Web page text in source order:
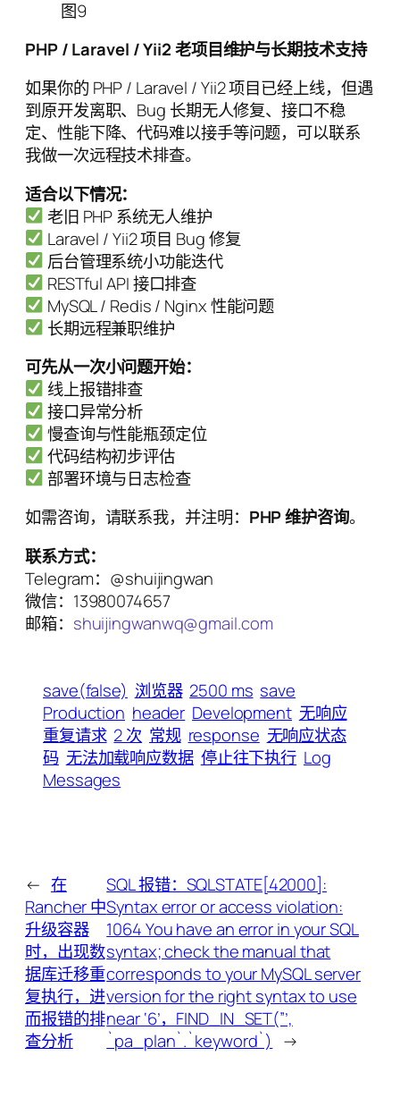
图9
PHP / Laravel / Yii2 老项目维护与长期技术支持
如果你的 PHP / Laravel / Yii2 项目已经上线，但遇
到原开发离职、Bug 长期无人修复、接口不稳
定、性能下降、代码难以接手等问题，可以联系
我做一次远程技术排查。
适合以下情况：
老旧 PHP 系统无人维护
Laravel / Yii2 项目 Bug 修复
后台管理系统小功能迭代
RESTful API 接口排查
MySQL / Redis / Nginx 性能问题
长期远程兼职维护
可先从一次小问题开始：
线上报错排查
接口异常分析
慢查询与性能瓶颈定位
代码结构初步评估
部署环境与日志检查
如需咨询，请联系我，并注明： PHP 维护咨询。
联系方式：
Telegram：@shuijingwan
微信：13980074657
邮箱： shuijingwanwq@gmail.com
save(false) 浏览器 2500 ms save
Production header Development 无响应
重复请求 2 次 常规 response 无响应状态
码 无法加载响应数据 停止往下执行 Log
Messages
← 在
Rancher 中
升级容器
时，出现数
据库迁移重
复执行，进
而报错的排
查分析
SQL 报错：SQLSTATE[42000]:
Syntax error or access violation:
1064 You have an error in your SQL
syntax; check the manual that
corresponds to your MySQL server
version for the right syntax to use
near ‘6’，FIND_IN_SET(”’,
`pa_plan`.`keyword`)
→